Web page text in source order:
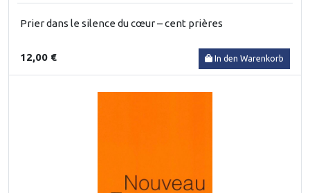
Prier dans le silence du cœur – cent prières
12,00 € In den Warenkorb